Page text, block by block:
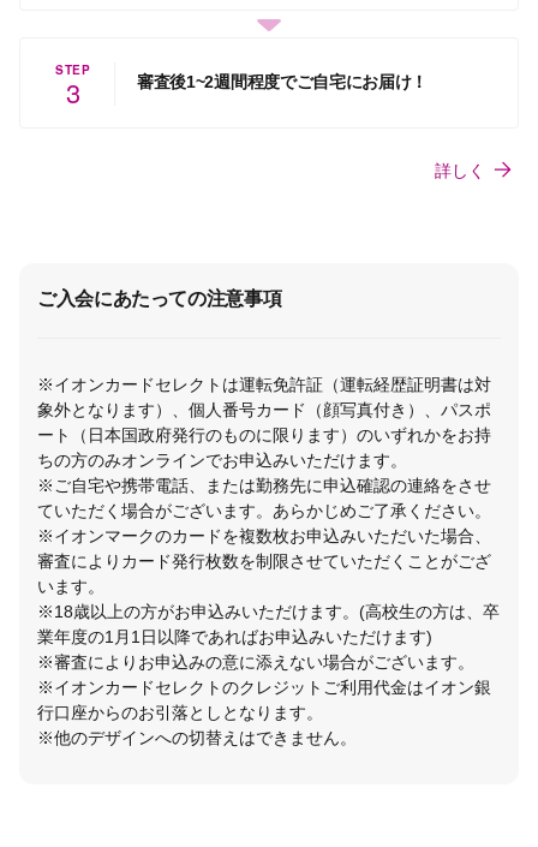
STEP
3 審査後1~2週間程度でご自宅にお届け！
詳しく
ご入会にあたっての注意事項
※イオンカードセレクトは運転免許証（運転経歴証明書は対
象外となります）、個人番号カード（顔写真付き）、パスポ
ート（日本国政府発行のものに限ります）のいずれかをお持
ちの方のみオンラインでお申込みいただけます。
※ご自宅や携帯電話、または勤務先に申込確認の連絡をさせ
ていただく場合がございます。あらかじめご了承ください。
※イオンマークのカードを複数枚お申込みいただいた場合、
審査によりカード発行枚数を制限させていただくことがござ
います。
※18歳以上の方がお申込みいただけます。(高校生の方は、卒
業年度の1月1日以降であればお申込みいただけます)
※審査によりお申込みの意に添えない場合がございます。
※イオンカードセレクトのクレジットご利用代金はイオン銀
行口座からのお引落としとなります。
※他のデザインへの切替えはできません。